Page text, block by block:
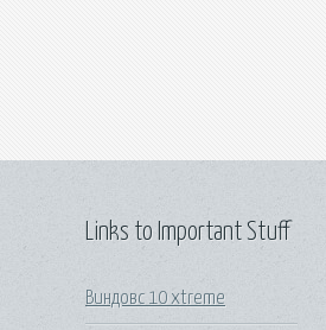
Links to Important Stuff
Виндовс 10 xtreme